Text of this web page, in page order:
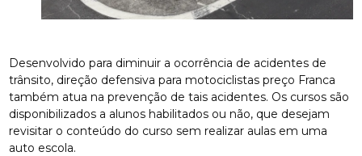
Desenvolvido para diminuir a ocorrência de acidentes de
trânsito, direção defensiva para motociclistas preço Franca
também atua na prevenção de tais acidentes. Os cursos são
disponibilizados a alunos habilitados ou não, que desejam
revisitar o conteúdo do curso sem realizar aulas em uma
auto escola.